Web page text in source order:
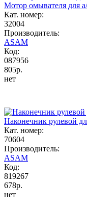
Мотор омывателя для
Кат. номер:
32004
Производитель:
ASAM
Код:
087956
805р.
нет
Наконечник рулевой
Кат. номер:
70604
Производитель:
ASAM
Код:
819267
678р.
нет